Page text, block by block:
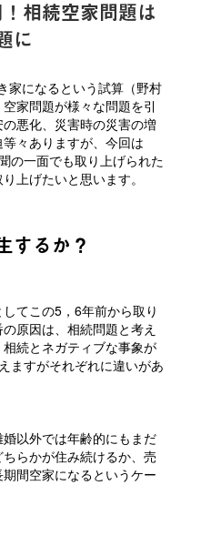
相続空家問題は
に
家になるという試算（野村
家問題が様々な問題を引
悪化、災害時の災害の増
々ありますが、今回は
の一面でも取り上げられた
上げたいと思います。
するか？
てこの5，6年前から取り
原因は、相続問題と考え
続とネガティブな事象が
ますがそれぞれに違いがあ
以外では年齢的にもまだ
らかが住み続けるか、売
間空家になるというケー